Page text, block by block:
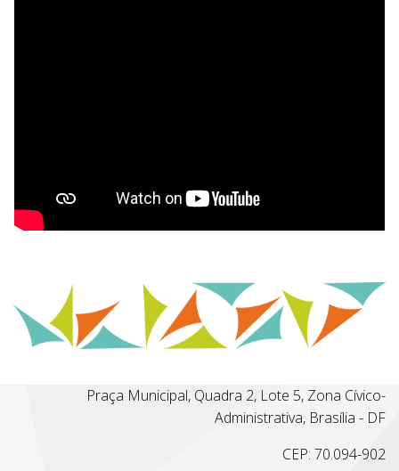
Praça Municipal, Quadra 2, Lote 5, Zona Cívico-
Administrativa, Brasília - DF
CEP: 70.094-902